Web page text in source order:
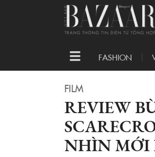
Toggle
navigation
FASHION
FILM
REVIEW
NHÌN MỚI